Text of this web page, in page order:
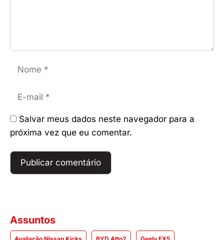
Nome
E-
mail
Salvar meus dados neste navegador para a
próxima vez que eu comentar.
Assuntos